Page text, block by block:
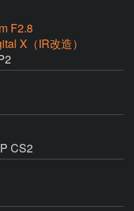
F2.8
X（IR改造）
CS2